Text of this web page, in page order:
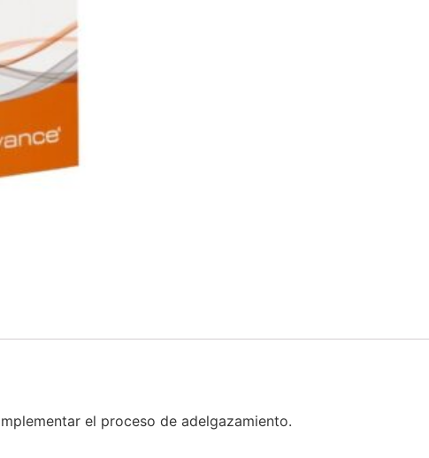
el proceso de adelgazamiento.